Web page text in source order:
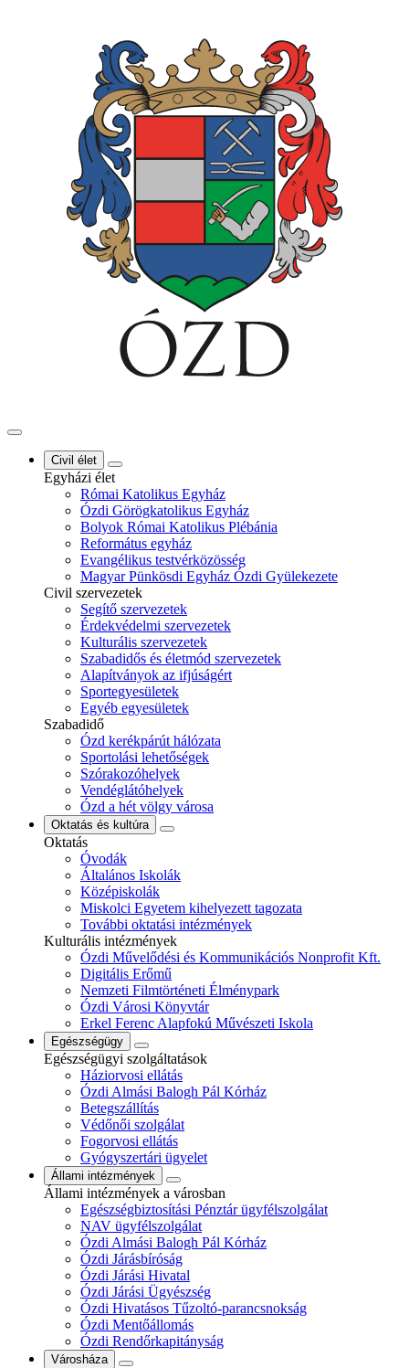
Civil élet
Egyházi élet
Római Katolikus Egyház
Ózdi Görögkatolikus Egyház
Bolyok Római Katolikus Plébánia
Református egyház
Evangélikus testvérközösség
Magyar Pünkösdi Egyház Ózdi Gyülekezete
Civil szervezetek
Segítő szervezetek
Érdekvédelmi szervezetek
Kulturális szervezetek
Szabadidős és életmód szervezetek
Alapítványok az ifjúságért
Sportegyesületek
Egyéb egyesületek
Szabadidő
Ózd kerékpárút hálózata
Sportolási lehetőségek
Szórakozóhelyek
Vendéglátóhelyek
Ózd a hét völgy városa
Oktatás és kultúra
Oktatás
Óvodák
Általános Iskolák
Középiskolák
Miskolci Egyetem kihelyezett tagozata
További oktatási intézmények
Kulturális intézmények
Ózdi Művelődési és Kommunikációs Nonprofit Kft.
Digitális Erőmű
Nemzeti Filmtörténeti Élménypark
Ózdi Városi Könyvtár
Erkel Ferenc Alapfokú Művészeti Iskola
Egészségügy
Egészségügyi szolgáltatások
Háziorvosi ellátás
Ózdi Almási Balogh Pál Kórház
Betegszállítás
Védőnői szolgálat
Fogorvosi ellátás
Gyógyszertári ügyelet
Állami intézmények
Állami intézmények a városban
Egészségbiztosítási Pénztár ügyfélszolgálat
NAV ügyfélszolgálat
Ózdi Almási Balogh Pál Kórház
Ózdi Járásbíróság
Ózdi Járási Hivatal
Ózdi Járási Ügyészség
Ózdi Hivatásos Tűzoltó-parancsnokság
Ózdi Mentőállomás
Ózdi Rendőrkapitányság
Városháza